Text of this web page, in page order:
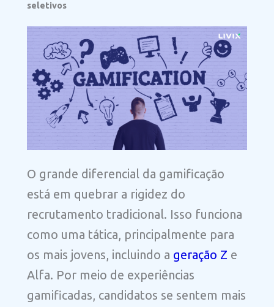
seletivos
O grande diferencial da gamificação
está em quebrar a rigidez do
recrutamento tradicional. Isso funciona
como uma tática, principalmente para
os mais jovens, incluindo a geração Z e
Alfa. Por meio de experiências
gamificadas, candidatos se sentem mais